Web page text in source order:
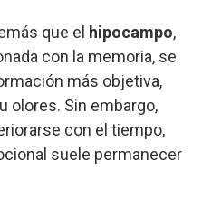
que el hipocampo,
con la memoria, se
más objetiva,
olores. Sin embargo,
con el tiempo,
suele permanecer